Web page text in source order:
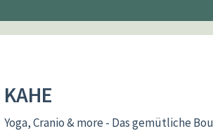
KAHE
Yoga, Cranio & more - Das gemütliche